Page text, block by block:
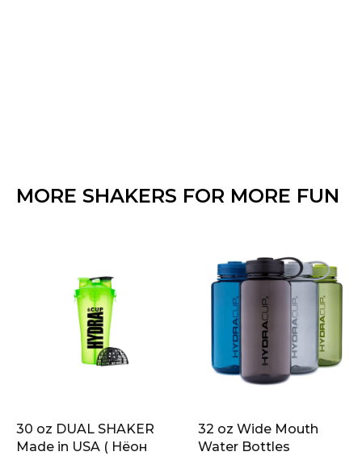
MORE SHAKERS FOR MORE FUN
30 oz DUAL SHAKER
Made in USA ( Нёон
32 oz Wide Mouth
Water Bottles